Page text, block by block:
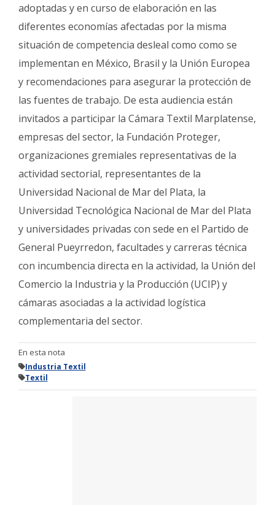
adoptadas y en curso de elaboración en las
diferentes economías afectadas por la misma
situación de competencia desleal como como se
implementan en México, Brasil y la Unión Europea
y recomendaciones para asegurar la protección de
las fuentes de trabajo. De esta audiencia están
invitados a participar la Cámara Textil Marplatense,
empresas del sector, la Fundación Proteger,
organizaciones gremiales representativas de la
actividad sectorial, representantes de la
Universidad Nacional de Mar del Plata, la
Universidad Tecnológica Nacional de Mar del Plata
y universidades privadas con sede en el Partido de
General Pueyrredon, facultades y carreras técnica
con incumbencia directa en la actividad, la Unión del
Comercio la Industria y la Producción (UCIP) y
cámaras asociadas a la actividad logística
complementaria del sector.
En esta nota
Industria Textil
Textil